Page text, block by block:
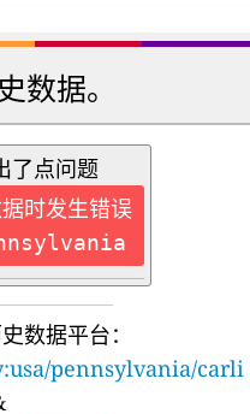
数据。
了点问题
时发生错误
数据平台：
pennsylvania/carli